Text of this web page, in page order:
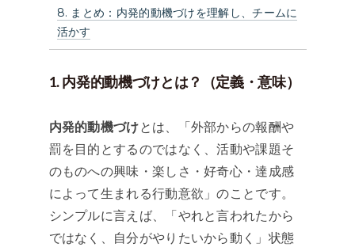
8. まとめ：内発的動機づけを理解し、チームに
活かす
1. 内発的動機づけとは？（定義・意味）
内発的動機づけとは、「外部からの報酬や
罰を目的とするのではなく、活動や課題そ
のものへの興味・楽しさ・好奇心・達成感
によって生まれる行動意欲」のことです。
シンプルに言えば、「やれと言われたから
ではなく、自分がやりたいから動く」状態